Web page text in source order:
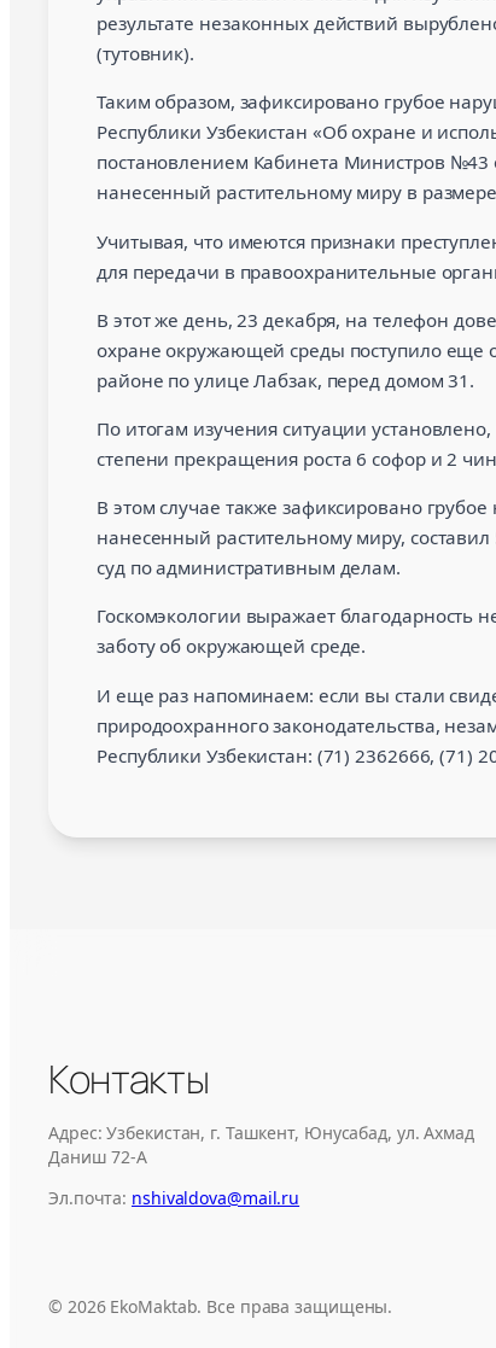
результате незаконных действий
(тутовник).
Таким образом, зафиксировано грубое
Республики Узбекистан «Об охране и
постановлением Кабинета Министров №43
нанесенный растительному миру в
Учитывая, что имеются признаки
для передачи в правоохранительные
В этот же день, 23 декабря, на телефон
охране окружающей среды поступило еще
районе по улице Лабзак, перед домом 31.
По итогам изучения ситуации
степени прекращения роста 6 софор и 2
В этом случае также зафиксировано
нанесенный растительному миру,
суд по административным делам.
Госкомэкологии выражает благодарность
заботу об окружающей среде.
И еще раз напоминаем: если вы стали
природоохранного законодательства,
Республики Узбекистан: (71) 2362666, (71)
Контакты
Адрес: Узбекистан, г. Ташкент, Юнусабад, ул. Ахмад
Даниш 72-А
Эл.почта: nshivaldova@mail.ru
© 2026 EkoMaktab. Все права защищены.